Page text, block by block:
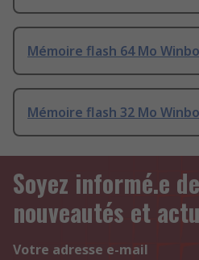
Mémoire flash 64 Mo
Mémoire flash 32 Mo
Soyez informé.e
nouveautés et
Votre adresse e-mail